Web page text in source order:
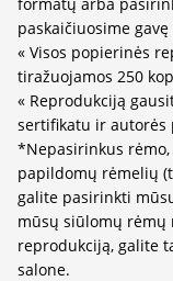
paskaičiuosime
« Visos popierinės
tiražuojamos 250
« Reprodukciją
sertifikatu ir autorės
*Nepasirinkus
papildomų rėmelių
galite pasirinkti
mūsų siūlomų rėmų
reprodukciją, galite
salone.